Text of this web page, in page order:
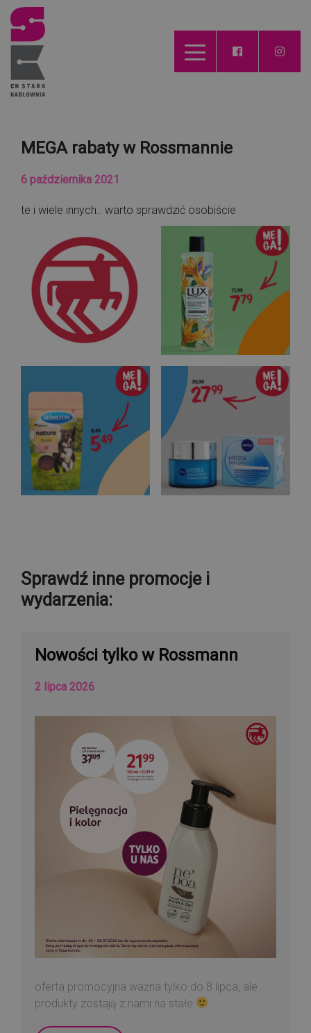
MEGA rabaty w Rossmannie
6 października 2021
te i wiele innych.. warto sprawdzić osobiście
Sprawdź inne promocje i
wydarzenia:
Nowości tylko w Rossmann
2 lipca 2026
oferta promocyjna ważna tylko do 8 lipca, ale
produkty zostają z nami na stałe